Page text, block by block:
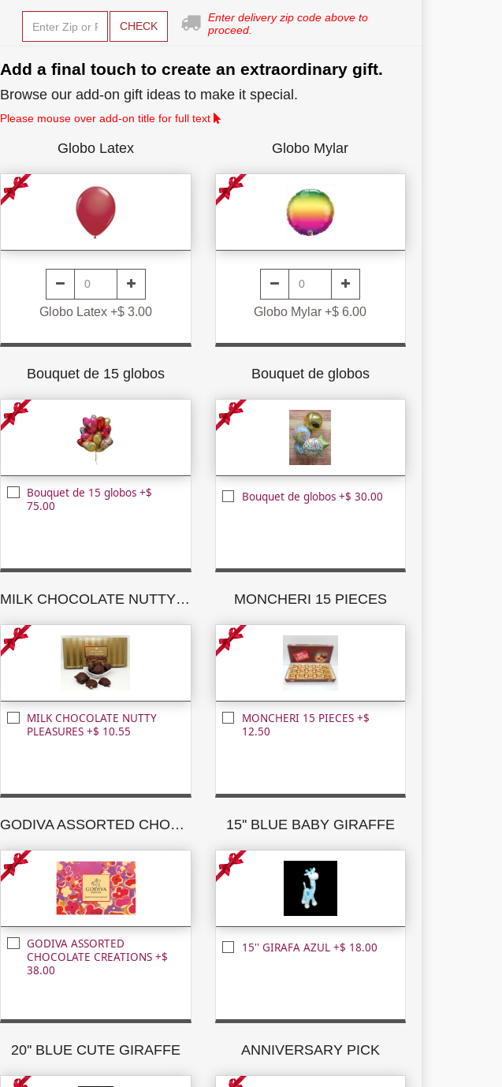
CHECK
Enter delivery zip code above to
proceed.
Add a final touch to create an extraordinary gift.
Browse our add-on gift ideas to make it special.
Please mouse over add-on title for full text
Globo Latex
Globo Latex +$ 3.00
Globo Mylar
Globo Mylar +$ 6.00
Bouquet de 15 globos
Bouquet de 15 globos +$
75.00
Bouquet de globos
Bouquet de globos +$ 30.00
MILK CHOCOLATE NUTTY PLEASURES
MILK CHOCOLATE NUTTY
PLEASURES +$ 10.55
MONCHERI 15 PIECES
MONCHERI 15 PIECES +$
12.50
GODIVA ASSORTED CHOCOLATE CREATIONS
GODIVA ASSORTED
CHOCOLATE CREATIONS +$
38.00
15'' BLUE BABY GIRAFFE
15'' GIRAFA AZUL +$ 18.00
20'' BLUE CUTE GIRAFFE ANNIVERSARY PICK